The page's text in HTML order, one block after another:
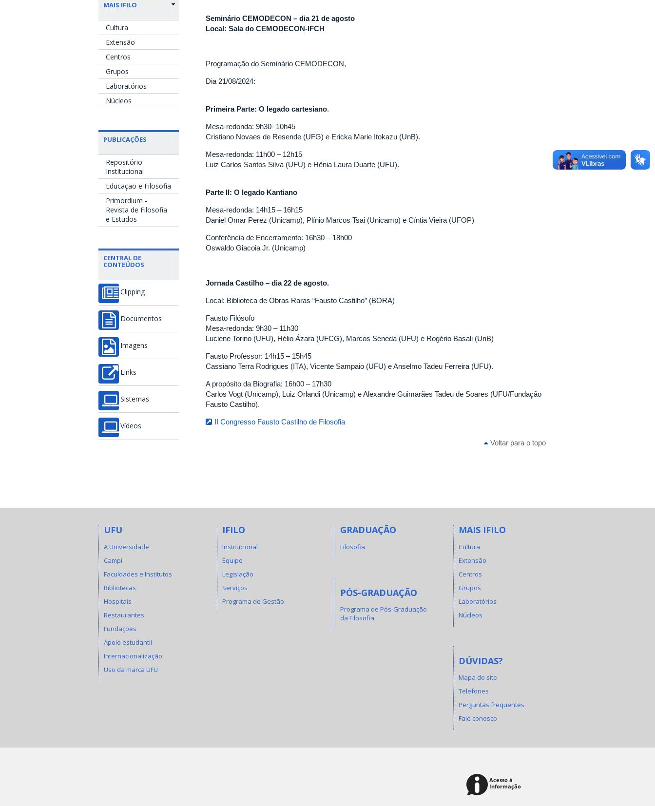
MAIS IFILO
Cultura
Extensão
Centros
Grupos
Laboratórios
Núcleos
PUBLICAÇÕES
Repositório
Institucional
Educação e Filosofia
Primordium -
Revista de Filosofia
e Estudos
CENTRAL DE
CONTEÚDOS
Clipping
Documentos
Imagens
Links
Sistemas
Vídeos
Seminário CEMODECON – dia 21 de agosto
Local: Sala do CEMODECON-IFCH
Programação do Seminário CEMODECON,
Dia 21/08/2024:
Primeira Parte: O legado cartesiano.
Mesa-redonda: 9h30- 10h45
Cristiano Novaes de Resende (UFG) e Ericka Marie Itokazu (UnB).
Mesa-redonda: 11h00 – 12h15
Luiz Carlos Santos Silva (UFU) e Hênia Laura Duarte (UFU).
Parte II: O legado Kantiano
Mesa-redonda: 14h15 – 16h15
Daniel Omar Perez (Unicamp), Plínio Marcos Tsai (Unicamp) e Cíntia Vieira (UFOP)
Conferência de Encerramento: 16h30 – 18h00
Oswaldo Giacoia Jr. (Unicamp)
Jornada Castilho – dia 22 de agosto.
Local: Biblioteca de Obras Raras “Fausto Castilho” (BORA)
Fausto Filósofo
Mesa-redonda: 9h30 – 11h30
Luciene Torino (UFU), Hélio Ázara (UFCG), Marcos Seneda (UFU) e Rogério Basali (UnB)
Fausto Professor: 14h15 – 15h45
Cassiano Terra Rodrigues (ITA), Vicente Sampaio (UFU) e Anselmo Tadeu Ferreira (UFU).
A propósito da Biografia: 16h00 – 17h30
Carlos Vogt (Unicamp), Luiz Orlandi (Unicamp) e Alexandre Guimarães Tadeu de Soares (UFU/Fundação
Fausto Castilho).
II Congresso Fausto Castilho de Filosofia
Voltar para o topo
UFU
A Universidade
Campi
Faculdades e Institutos
Bibliotecas
Hospitais
Restaurantes
Fundações
Apoio estudantil
Internacionalização
Uso da marca UFU
IFILO
Institucional
Equipe
Legislação
Serviços
Programa de Gestão
GRADUAÇÃO
Filosofia
PÓS-GRADUAÇÃO
Programa de Pós-Graduação
da Filosofia
MAIS IFILO
Cultura
Extensão
Centros
Grupos
Laboratórios
Núcleos
DÚVIDAS?
Mapa do site
Telefones
Perguntas frequentes
Fale conosco